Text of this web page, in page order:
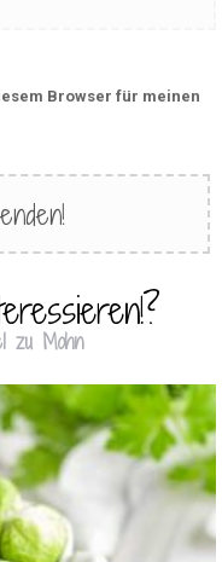
Browser für meinen
zu Mohn